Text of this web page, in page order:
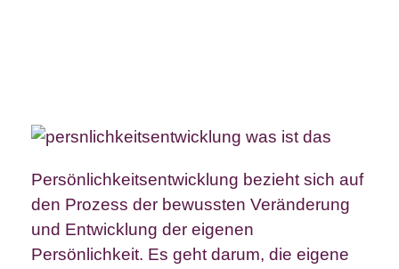
Persönlichkeitsentwicklung bezieht sich auf
den Prozess der bewussten Veränderung
und Entwicklung der eigenen
Persönlichkeit. Es geht darum, die eigene